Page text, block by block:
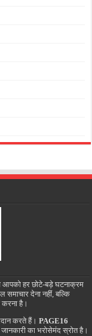
आपको हर छोटे-बड़े घटनाक्रम
समाचार देना नहीं, बल्कि
है।
करते हैं।PAGE16
का भरोसेमंद स्रोत है।